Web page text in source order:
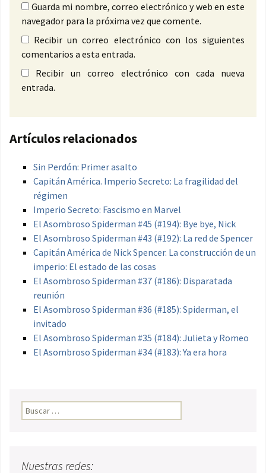
Guarda mi nombre, correo electrónico y web en este
navegador para la próxima vez que comente.
Recibir un correo electrónico con los siguientes
comentarios a esta entrada.
Recibir un correo electrónico con cada nueva
entrada.
Artículos relacionados
Sin Perdón: Primer asalto
Capitán América. Imperio Secreto: La fragilidad del
régimen
Imperio Secreto: Fascismo en Marvel
El Asombroso Spiderman #45 (#194): Bye bye, Nick
El Asombroso Spiderman #43 (#192): La red de Spencer
Capitán América de Nick Spencer. La construcción de un
imperio: El estado de las cosas
El Asombroso Spiderman #37 (#186): Disparatada
reunión
El Asombroso Spiderman #36 (#185): Spiderman, el
invitado
El Asombroso Spiderman #35 (#184): Julieta y Romeo
El Asombroso Spiderman #34 (#183): Ya era hora
Buscar:
Nuestras redes: